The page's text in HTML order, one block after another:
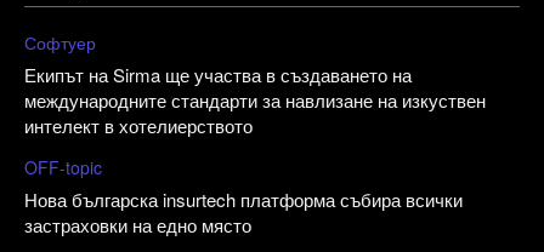
Софтуер
Екипът на Sirma ще участва в създаването на
международните стандарти за навлизане на изкуствен
интелект в хотелиерството
OFF-topic
Нова българска insurtech платформа събира всички
застраховки на едно място